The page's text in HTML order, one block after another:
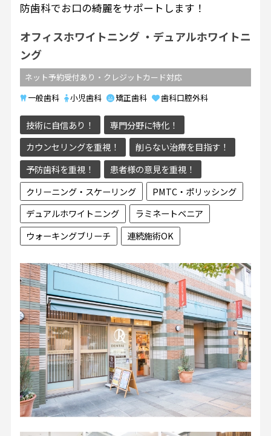
防歯科でお口の綺麗をサポートします！
オフィスホワイトニング
デュアルホワイトニ
ング
ネット予約受付あり・クレジットカード対応
一般歯科
小児歯科 矯正歯科 歯科口腔外科
技術に自信あり！
専門分野に特化！
カウンセリングを重視！
削らない治療を目指す！
予防歯科を重視！
患者様の意見を重視！
クリーニング・スケーリング
PMTC・ポリッシング
デュアルホワイトニング
ラミネートベニア
ウォーキングブリーチ
連続施術OK